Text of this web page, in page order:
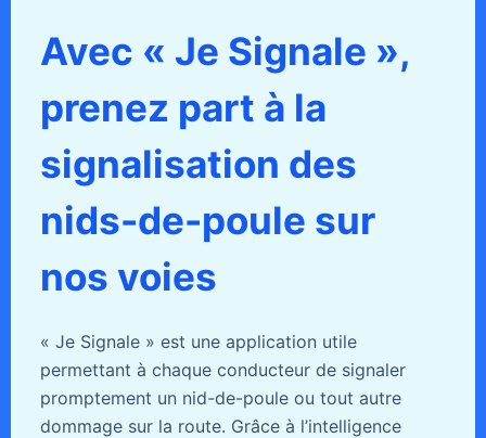
Avec « Je Signale »,
prenez part à la
signalisation des
nids-de-poule sur
nos voies
« Je Signale » est une application utile
permettant à chaque conducteur de signaler
promptement un nid-de-poule ou tout autre
dommage sur la route. Grâce à l’intelligence